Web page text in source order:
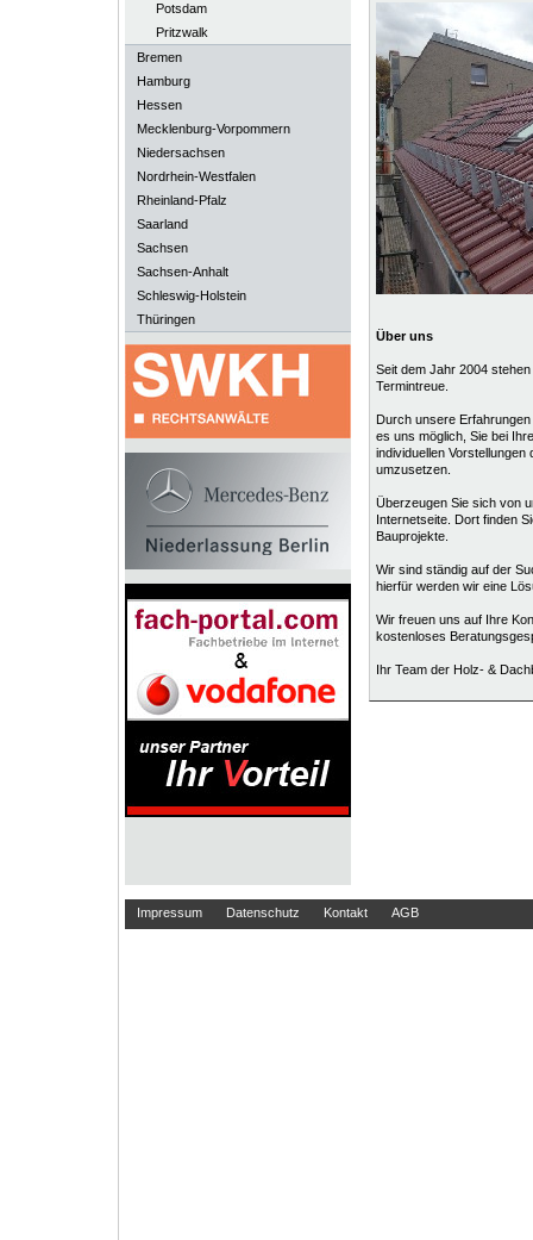
Potsdam
Pritzwalk
Bremen
Hamburg
Hessen
Mecklenburg-Vorpommern
Niedersachsen
Nordrhein-Westfalen
Rheinland-Pfalz
Saarland
Sachsen
Sachsen-Anhalt
Schleswig-Holstein
Thüringen
Über uns
Seit dem Jahr 2004
Termintreue.
Durch unsere
es uns möglich, Sie bei
individuellen
umzusetzen.
Überzeugen Sie sich von
Internetseite. Dort finden
Bauprojekte.
Wir sind ständig auf der
hierfür werden wir eine
Wir freuen uns auf Ihre
kostenloses
Ihr Team der Holz- &
Impressum Datenschutz Kontakt AGB